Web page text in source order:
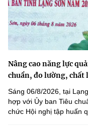
Nâng cao năng lực
chuẩn, đo lường, chất
Sáng 06/8/2026, tại
hợp với Ủy ban Tiêu
chức Hội nghị tập huấn